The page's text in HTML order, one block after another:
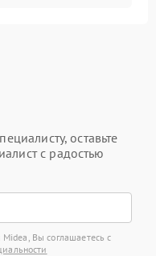
оставьте
с радостью
Вы соглашаетесь с